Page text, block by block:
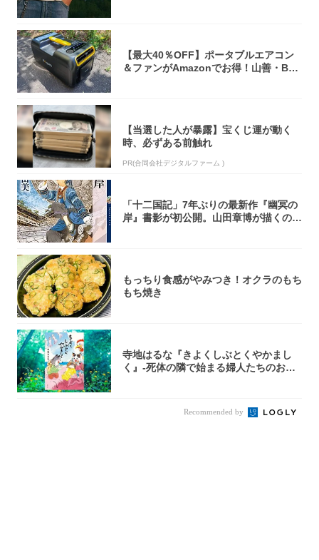
【最大40％OFF】ポータブルエアコン
＆ファンがAmazonでお得！山善・Bo
【当選した人が暴露】宝くじ運が動く
時、必ずある前触れ
PR(合同会社デジタルファーム )
「十二国記」7年ぶりの最新作『幽冥の
岸』書影が初公開。山田章博が描くのは
もっちり食感がやみつき！オクラのもち
もち焼き
寺地はるな『きよくしぶとくやかまし
く』-死体の隣で始まる婦人たちのお茶
Recommended by